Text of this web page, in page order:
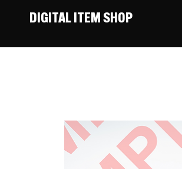
DIGITAL ITEM SHOP